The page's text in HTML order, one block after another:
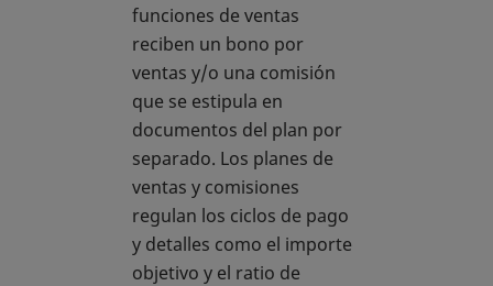
funciones de ventas
reciben un bono por
ventas y/o una comisión
que se estipula en
documentos del plan por
separado. Los planes de
ventas y comisiones
regulan los ciclos de pago
y detalles como el importe
objetivo y el ratio de